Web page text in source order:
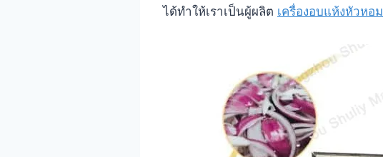
ได้ทำให้เราเป็นผู้ผลิต เครื่องอบแห้งหัวหอม